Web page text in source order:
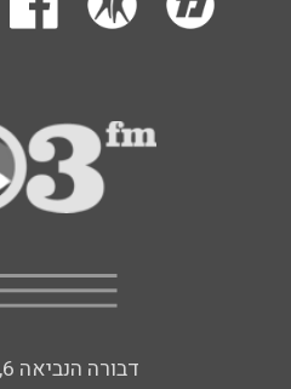
דבורה הנביאה 6, רמת השרון